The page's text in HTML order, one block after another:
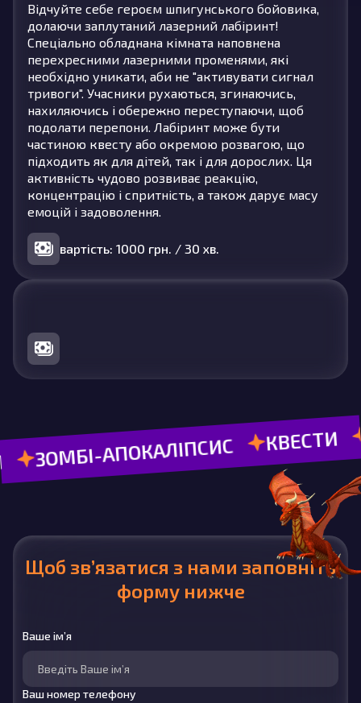
Відчуйте себе героєм шпигунського бойовика,
долаючи заплутаний лазерний лабіринт!
Спеціально обладнана кімната наповнена
перехресними лазерними променями, які
необхідно уникати, аби не "активувати сигнал
тривоги". Учасники рухаються, згинаючись,
нахиляючись і обережно переступаючи, щоб
подолати перепони. Лабіринт може бути
частиною квесту або окремою розвагою, що
підходить як для дітей, так і для дорослих. Ця
активність чудово розвиває реакцію,
концентрацію і спритність, а також дарує масу
емоцій і задоволення.
вартість: 1000 грн. / 30 хв.
КВЕСТИ AMONG US
Щоб зв’язатися з нами заповніть
форму нижче
Ваше ім’я
Ваш номер телефону